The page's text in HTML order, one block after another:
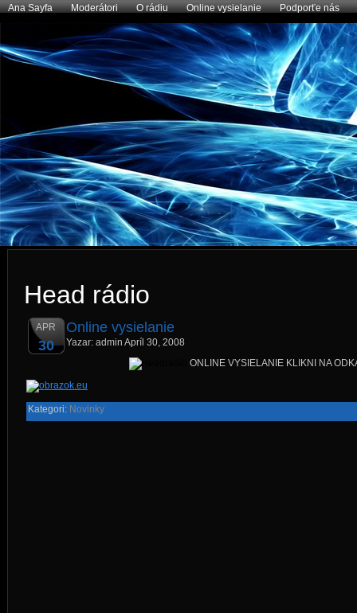
Ana Sayfa Moderátori O rádiu Online vysielanie Podporťe nás
Head rádio
APR
30
Online vysielanie
Yazar: admin Apríl 30, 2008
ONLINE VYSIELANIE KLIKNI NA
Kategori: Novinky